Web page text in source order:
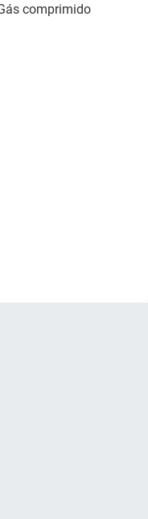
comprimido